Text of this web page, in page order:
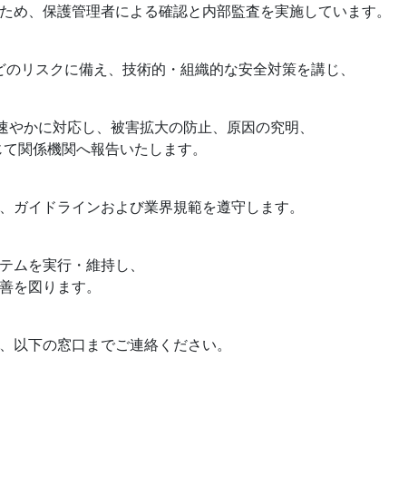
め、保護管理者による確認と内部監査を実施しています。
スクに備え、技術的・組織的な安全対策を講じ、
かに対応し、被害拡大の防止、原因の究明、
係機関へ報告いたします。
ガイドラインおよび業界規範を遵守します。
ムを実行・維持し、
を図ります。
以下の窓口までご連絡ください。